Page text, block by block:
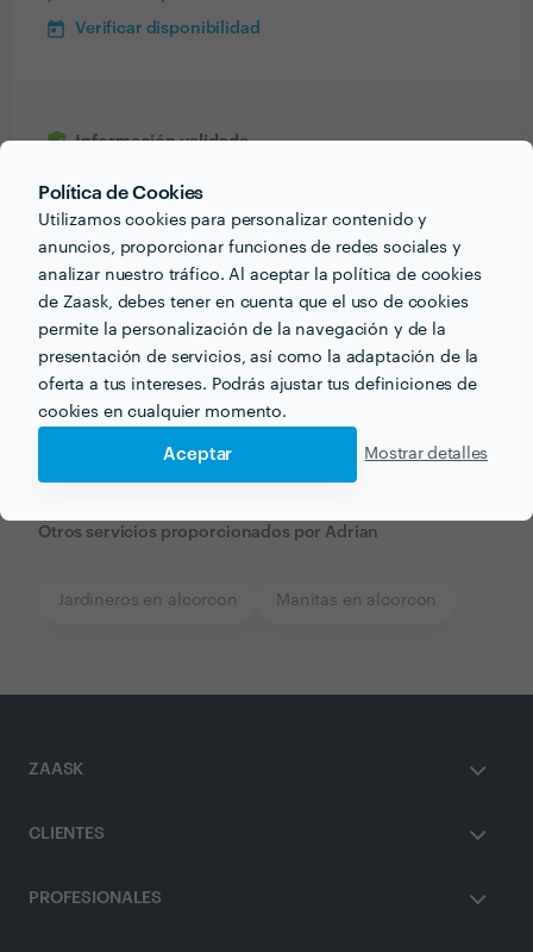
Política de Cookies
Utilizamos cookies para personalizar contenido y
anuncios, proporcionar funciones de redes sociales y
analizar nuestro tráfico. Al aceptar la política de cookies
de Zaask, debes tener en cuenta que el uso de cookies
permite la personalización de la navegación y de la
presentación de servicios, así como la adaptación de la
oferta a tus intereses. Podrás ajustar tus definiciones de
cookies en cualquier momento.
Aceptar Mostrar detalles
Verificar disponibilidad
Información validada
email Correo electrónico
Recibe varias propuestas de profesionales como
Adrianen pocas horas.
Otros servicios proporcionados por Adrian
Jardineros en alcorcon Manitas en alcorcon
ZAASK
CLIENTES
PROFESIONALES